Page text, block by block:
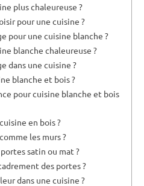
plus chaleureuse ?
pour une cuisine ?
pour une cuisine blanche ?
blanche chaleureuse ?
dans une cuisine ?
blanche et bois ?
pour cuisine blanche et bois
en bois ?
les murs ?
satin ou mat ?
des portes ?
dans une cuisine ?